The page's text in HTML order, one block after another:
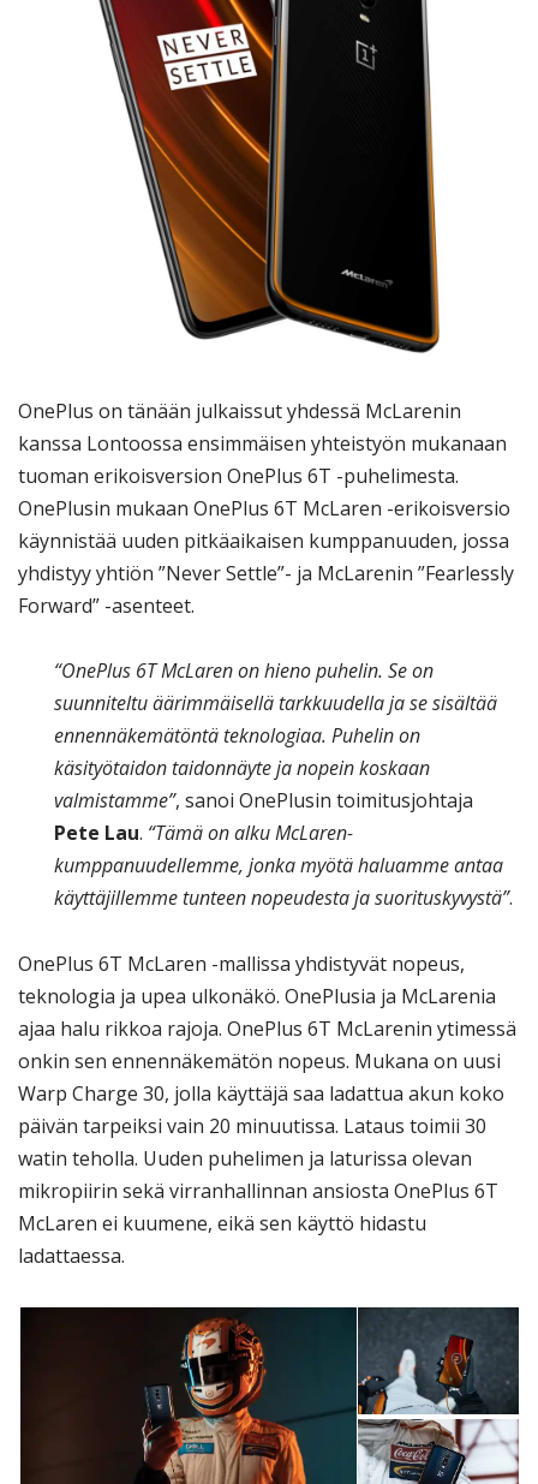
OnePlus on tänään julkaissut yhdessä McLarenin
kanssa Lontoossa ensimmäisen yhteistyön mukanaan
tuoman erikoisversion OnePlus 6T -puhelimesta.
OnePlusin mukaan OnePlus 6T McLaren -erikoisversio
käynnistää uuden pitkäaikaisen kumppanuuden, jossa
yhdistyy yhtiön ”Never Settle”- ja McLarenin ”Fearlessly
Forward” -asenteet.
“OnePlus 6T McLaren on hieno puhelin. Se on
suunniteltu äärimmäisellä tarkkuudella ja se sisältää
ennennäkemätöntä teknologiaa. Puhelin on
käsityötaidon taidonnäyte ja nopein koskaan
valmistamme”, sanoi OnePlusin toimitusjohtaja
Pete Lau. “Tämä on alku McLaren-
kumppanuudellemme, jonka myötä haluamme antaa
käyttäjillemme tunteen nopeudesta ja suorituskyvystä”.
OnePlus 6T McLaren -mallissa yhdistyvät nopeus,
teknologia ja upea ulkonäkö. OnePlusia ja McLarenia
ajaa halu rikkoa rajoja. OnePlus 6T McLarenin ytimessä
onkin sen ennennäkemätön nopeus. Mukana on uusi
Warp Charge 30, jolla käyttäjä saa ladattua akun koko
päivän tarpeiksi vain 20 minuutissa. Lataus toimii 30
watin teholla. Uuden puhelimen ja laturissa olevan
mikropiirin sekä virranhallinnan ansiosta OnePlus 6T
McLaren ei kuumene, eikä sen käyttö hidastu
ladattaessa.